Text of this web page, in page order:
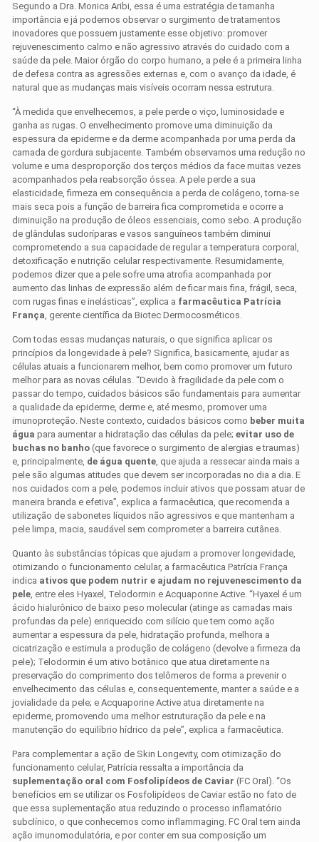
Segundo a Dra. Monica Aribi, essa é uma estratégia de tamanha
importância e já podemos observar o surgimento de tratamentos
inovadores que possuem justamente esse objetivo: promover
rejuvenescimento calmo e não agressivo através do cuidado com a
saúde da pele. Maior órgão do corpo humano, a pele é a primeira linha
de defesa contra as agressões externas e, com o avanço da idade, é
natural que as mudanças mais visíveis ocorram nessa estrutura.
“À medida que envelhecemos, a pele perde o viço, luminosidade e
ganha as rugas. O envelhecimento promove uma diminuição da
espessura da epiderme e da derme acompanhada por uma perda da
camada de gordura subjacente. Também observamos uma redução no
volume e uma desproporção dos terços médios da face muitas vezes
acompanhados pela reabsorção óssea. A pele perde a sua
elasticidade, firmeza em consequência a perda de colágeno, torna-se
mais seca pois a função de barreira fica comprometida e ocorre a
diminuição na produção de óleos essenciais, como sebo. A produção
de glândulas sudoríparas e vasos sanguíneos também diminui
comprometendo a sua capacidade de regular a temperatura corporal,
detoxificação e nutrição celular respectivamente. Resumidamente,
podemos dizer que a pele sofre uma atrofia acompanhada por
aumento das linhas de expressão além de ficar mais fina, frágil, seca,
com rugas finas e inelásticas”, explica a farmacêutica Patrícia
França, gerente científica da Biotec Dermocosméticos.
Com todas essas mudanças naturais, o que significa aplicar os
princípios da longevidade à pele? Significa, basicamente, ajudar as
células atuais a funcionarem melhor, bem como promover um futuro
melhor para as novas células. “Devido à fragilidade da pele com o
passar do tempo, cuidados básicos são fundamentais para aumentar
a qualidade da epiderme, derme e, até mesmo, promover uma
imunoproteção. Neste contexto, cuidados básicos como beber muita
água para aumentar a hidratação das células da pele;evitar uso de
buchas no banho (que favorece o surgimento de alergias e traumas)
e, principalmente, de água quente, que ajuda a ressecar ainda mais a
pele são algumas atitudes que devem ser incorporadas no dia a dia. E
nos cuidados com a pele, podemos incluir ativos que possam atuar de
maneira branda e efetiva”, explica a farmacêutica, que recomenda a
utilização de sabonetes líquidos não agressivos e que mantenham a
pele limpa, macia, saudável sem comprometer a barreira cutânea.
Quanto às substâncias tópicas que ajudam a promover longevidade,
otimizando o funcionamento celular, a farmacêutica Patrícia França
indica ativos que podem nutrir e ajudam no rejuvenescimento da
pele, entre eles Hyaxel, Telodormin e Acquaporine Active. “Hyaxel é um
ácido hialurônico de baixo peso molecular (atinge as camadas mais
profundas da pele) enriquecido com silício que tem como ação
aumentar a espessura da pele, hidratação profunda, melhora a
cicatrização e estimula a produção de colágeno (devolve a firmeza da
pele); Telodormin é um ativo botânico que atua diretamente na
preservação do comprimento dos telômeros de forma a prevenir o
envelhecimento das células e, consequentemente, manter a saúde e a
jovialidade da pele; e Acquaporine Active atua diretamente na
epiderme, promovendo uma melhor estruturação da pele e na
manutenção do equilíbrio hídrico da pele”, explica a farmacêutica.
Para complementar a ação de Skin Longevity, com otimização do
funcionamento celular, Patrícia ressalta a importância da
suplementação oral com Fosfolipídeos de Caviar (FC Oral). “Os
benefícios em se utilizar os Fosfolipídeos de Caviar estão no fato de
que essa suplementação atua reduzindo o processo inflamatório
subclínico, o que conhecemos como inflammaging. FC Oral tem ainda
ação imunomodulatória, e por conter em sua composição um